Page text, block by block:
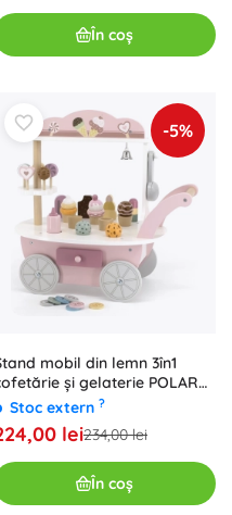
În coș
-5%
mobil din lemn 3în1
și gelaterie POLARB
la VIGA
Stoc extern ?
lei234,00 lei
În coș